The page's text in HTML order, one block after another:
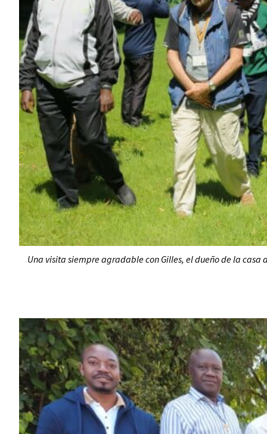
Una visita siempre agradable con Gilles, el dueño de la casa